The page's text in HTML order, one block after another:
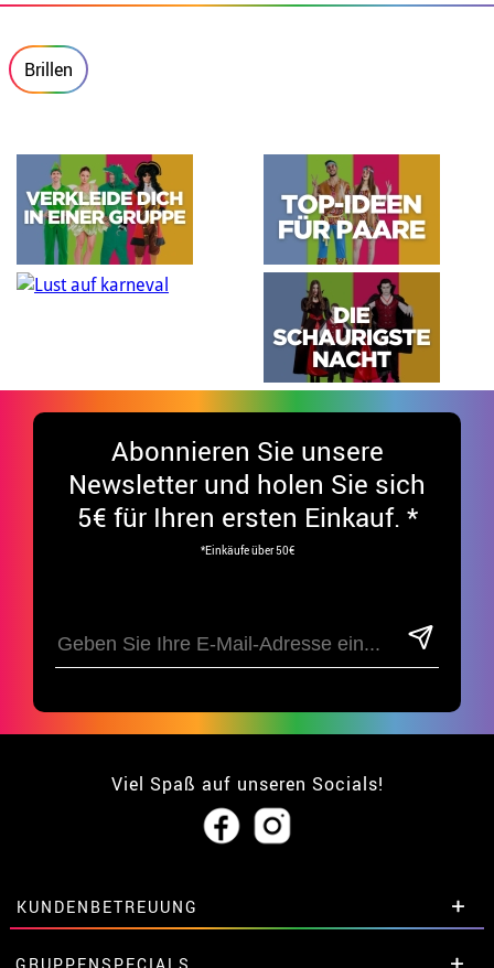
Brillen
Abonnieren Sie unsere
Newsletter und holen Sie sich
5€ für Ihren ersten Einkauf. *
*Einkäufe über 50€
Viel Spaß auf unseren Socials!
KUNDENBETREUUNG
• Über uns
GRUPPENSPECIALS